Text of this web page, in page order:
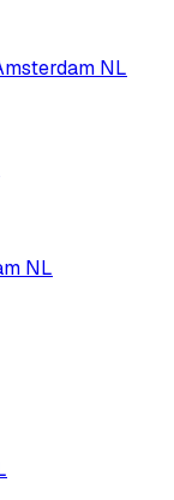
NL
NL